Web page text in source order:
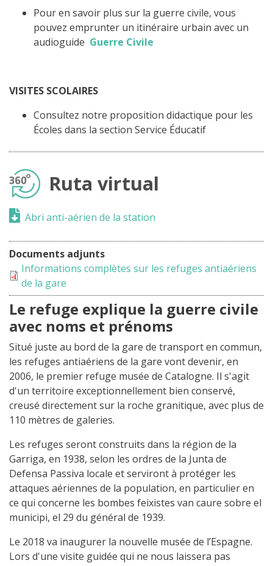
Pour en savoir plus sur la guerre civile, vous
pouvez emprunter un itinéraire urbain avec un
audioguide Guerre Civile
VISITES SCOLAIRES
Consultez notre proposition didactique pour les
Écoles dans la section Service Éducatif
Ruta virtual
Abri anti-aérien de la station
Documents adjunts
Informations complètes sur les refuges antiaériens
de la gare
Le refuge explique la guerre civile
avec noms et prénoms
Situé juste au bord de la gare de transport en commun,
les refuges antiaériens de la gare vont devenir, en
2006, le premier refuge musée de Catalogne. Il s'agit
d'un territoire exceptionnellement bien conservé,
creusé directement sur la roche granitique, avec plus de
110 mètres de galeries.
Les refuges seront construits dans la région de la
Garriga, en 1938, selon les ordres de la Junta de
Defensa Passiva locale et serviront à protéger les
attaques aériennes de la population, en particulier en
ce qui concerne les bombes feixistes van caure sobre el
municipi, el 29 du général de 1939.
Le 2018 va inaugurer la nouvelle musée de l’Espagne.
Lors d'une visite guidée qui ne nous laissera pas